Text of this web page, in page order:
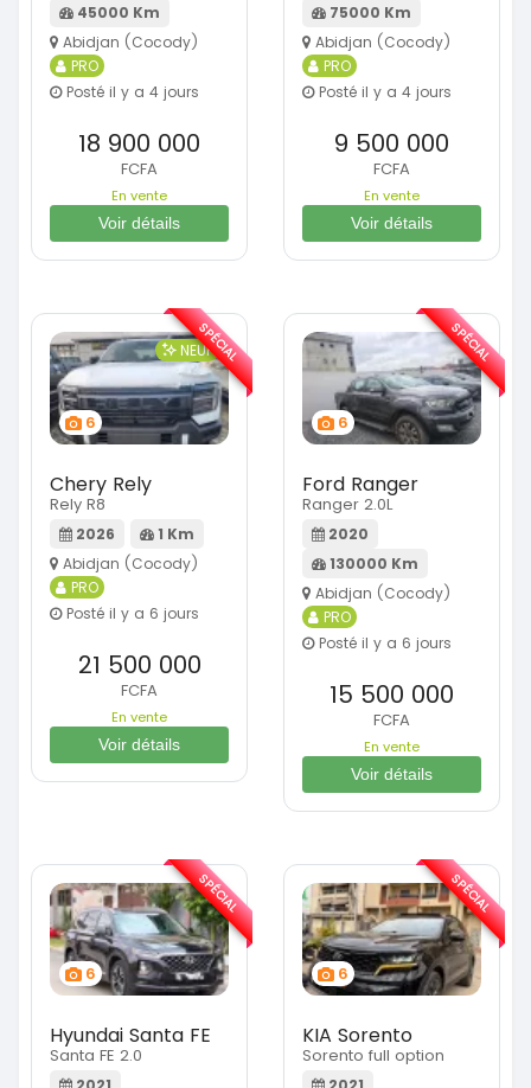
45000 Km
Abidjan (Cocody)
PRO
Posté il y a 4 jours
18 900 000
FCFA
En vente
Voir détails
75000 Km
Abidjan (Cocody)
PRO
Posté il y a 4 jours
9 500 000
FCFA
En vente
Voir détails
6
NEUF
Chery Rely
Rely R8
2026
1 Km
Abidjan (Cocody)
PRO
Posté il y a 6 jours
21 500 000
FCFA
En vente
Voir détails
SPÉCIAL
6
Ford Ranger
Ranger 2.0L
2020
130000 Km
Abidjan (Cocody)
PRO
Posté il y a 6 jours
15 500 000
FCFA
En vente
Voir détails
SPÉCIAL
6
Hyundai Santa FE
Santa FE 2.0
SPÉCIAL
6
KIA Sorento
Sorento full option
SPÉCIAL